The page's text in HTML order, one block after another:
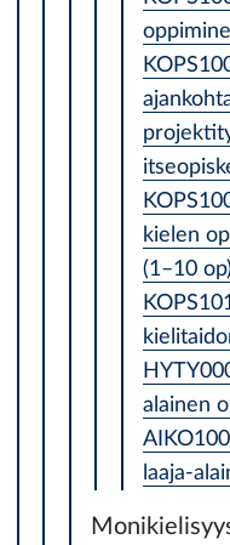
kielen
(1–10 op)
alainen
laaja-